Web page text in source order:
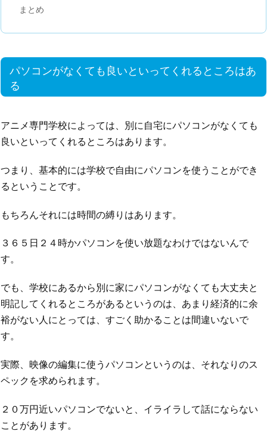
まとめ
パソコンがなくても良いといってくれるところはあ
る
アニメ専門学校によっては、別に自宅にパソコンがなくても
良いといってくれるところはあります。
つまり、基本的には学校で自由にパソコンを使うことができ
るということです。
もちろんそれには時間の縛りはあります。
３６５日２４時かパソコンを使い放題なわけではないんで
す。
でも、学校にあるから別に家にパソコンがなくても大丈夫と
明記してくれるところがあるというのは、あまり経済的に余
裕がない人にとっては、すごく助かることは間違いないで
す。
実際、映像の編集に使うパソコンというのは、それなりのス
ペックを求められます。
２０万円近いパソコンでないと、イライラして話にならない
ことがあります。